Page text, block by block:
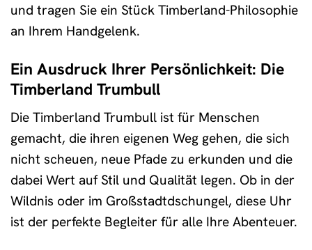
und tragen Sie ein Stück Timberland-Philosophie
an Ihrem Handgelenk.
Ein Ausdruck Ihrer Persönlichkeit: Die
Timberland Trumbull
Die Timberland Trumbull ist für Menschen
gemacht, die ihren eigenen Weg gehen, die sich
nicht scheuen, neue Pfade zu erkunden und die
dabei Wert auf Stil und Qualität legen. Ob in der
Wildnis oder im Großstadtdschungel, diese Uhr
ist der perfekte Begleiter für alle Ihre Abenteuer.